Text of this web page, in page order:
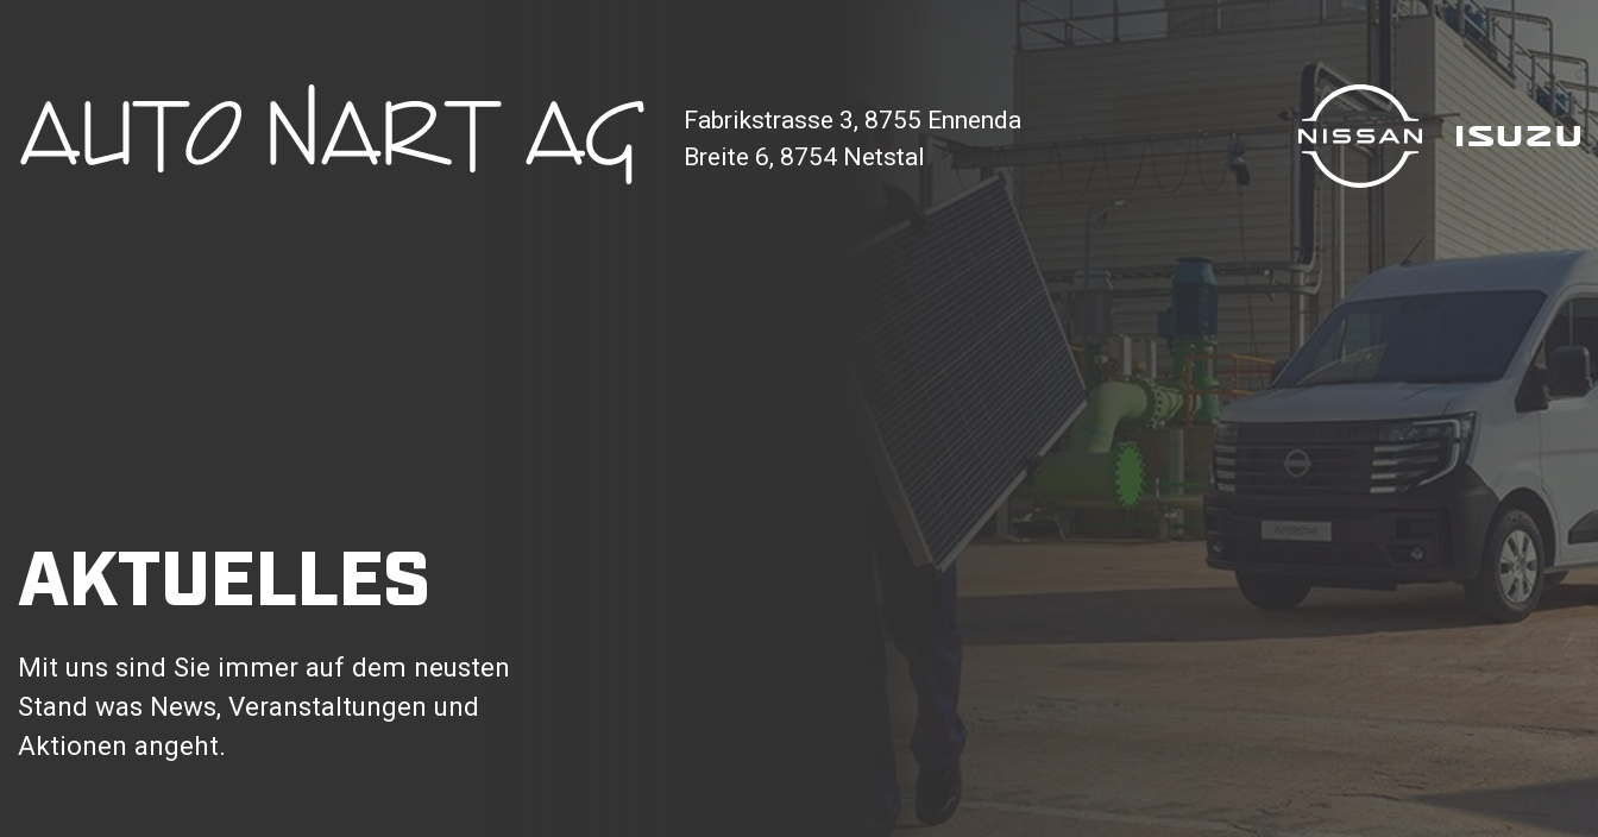
Fabrikstrasse 3, 8755 Ennenda
Breite 6, 8754 Netstal
AKTUELLES
Mit uns sind Sie immer auf dem neusten
Stand was News, Veranstaltungen und
Aktionen angeht.